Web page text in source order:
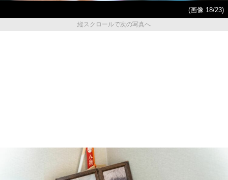
(画像 18/23)
縦スクロールで次の写真へ